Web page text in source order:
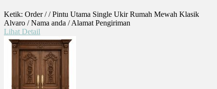
Ketik: Order / / Pintu Utama Single Ukir Rumah Mewah Klasik
Alvaro / Nama anda / Alamat Pengiriman
Lihat Detail